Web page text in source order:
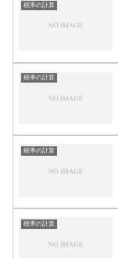
税率の計算
税率の計算
税率の計算
税率の計算